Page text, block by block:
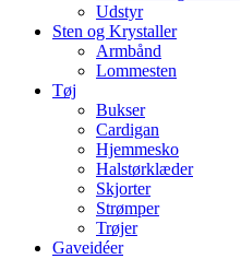
Udstyr
Sten og Krystaller
Armbånd
Lommesten
Tøj
Bukser
Cardigan
Hjemmesko
Halstørklæder
Skjorter
Strømper
Trøjer
Gaveidéer